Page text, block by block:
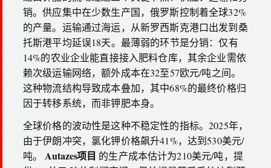
销。供应集中在少数生产国，俄罗斯控制着全球32%
的产量。运输通过海运，从新罗西斯克港口出发到桑
托斯港平均延误18天。最薄弱的环节是分销：仅有
14%的农业企业能直接接入肥料仓库，其余企业需依
赖次级运输网络，额外成本在32至57欧元/吨之间。
这种物流结构导致成本叠加，其中68%的最终价格归
因于转移系统，而非钾肥本身。
全球价格的波动性是这种不稳定性的指标。2025年，
由于伊朗冲突，氯化钾价格飙升41%，达到530美元/
吨。 Autazes项目 的生产成本估计为210美元/吨，提